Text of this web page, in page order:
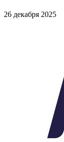
26 декабря 2025